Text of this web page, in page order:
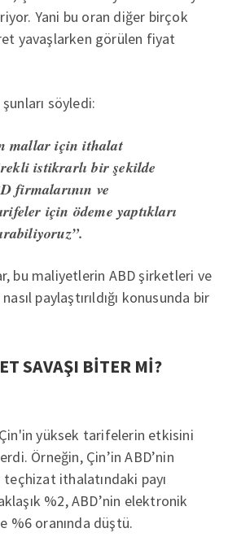
Yani bu oran diğer birçok
yavaşlarken görülen fiyat
söyledi:
mallar için ithalat
istikrarlı bir şekilde
firmalarının ve
için ödeme yaptıkları
bu maliyetlerin ABD şirketleri ve
paylaştırıldığı konusunda bir
SAVAŞI BİTER Mİ?
Çin'in yüksek tarifelerin etkisini
Örneğin, Çin’in ABD’nin
ithalatındaki payı
%2, ABD’nin elektronik
%6 oranında düştü.